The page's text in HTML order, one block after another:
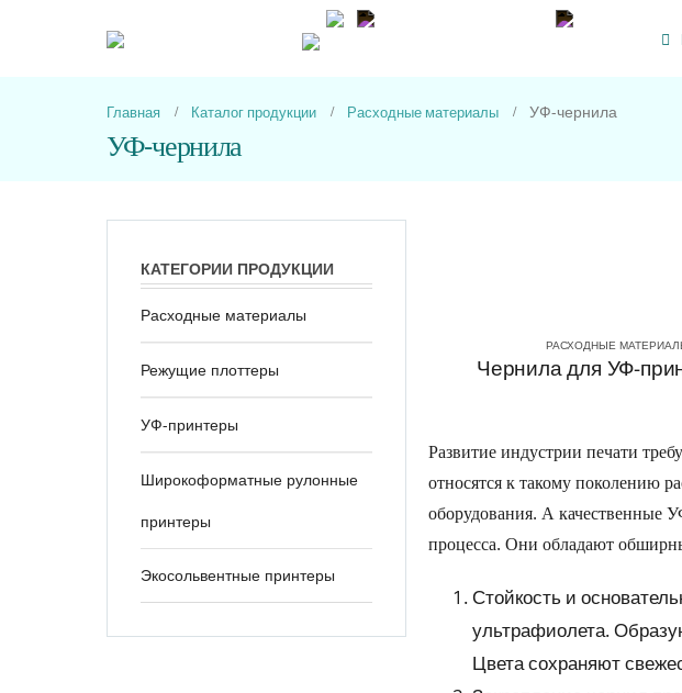
Главная Каталог продукции Расходные материалы УФ-чернила
УФ-чернила
РАСХОДНЫЕ
Чернила для УФ-
Развитие индустрии печати
относятся к такому поколению
оборудования. А качественные
процесса. Они обладают
Стойкость и
ультрафиолета.
Цвета сохраняют
КАТЕГОРИИ ПРОДУКЦИИ
Расходные материалы
Режущие плоттеры
УФ-принтеры
Широкоформатные рулонные
принтеры
Экосольвентные принтеры